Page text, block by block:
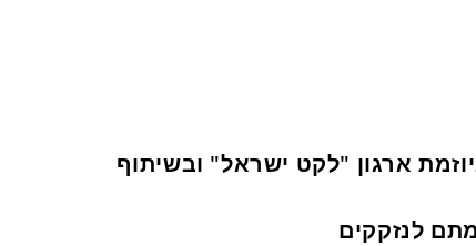
ארגון "לקט ישראל" ובשיתוף
לנזקקים